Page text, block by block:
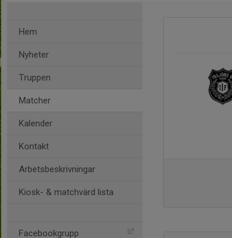
Hem
Nyheter
Truppen
Matcher
Kalender
Kontakt
Arbetsbeskrivningar
Kiosk- & matchvärd lista
Facebookgrupp